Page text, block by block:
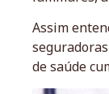
Assim
de saúde